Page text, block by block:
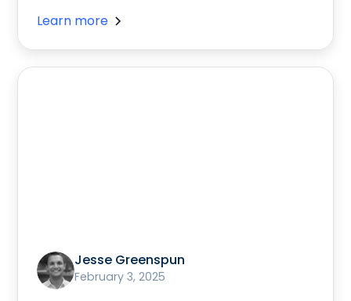
Learn more
Jesse Greenspun
February 3, 2025